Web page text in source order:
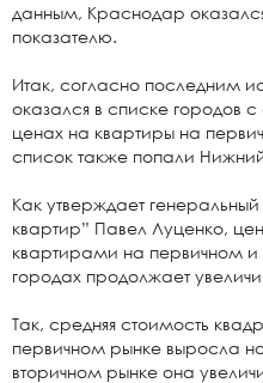
данным, Краснодар
показателю.
Итак, согласно последним
оказался в списке городов
ценах на квартиры на
список также попали
Как утверждает
квартир” Павел Луценко,
квартирами на первичном и
городах продолжает
Так, средняя стоимость
первичном рынке выросла
вторичном рынке она